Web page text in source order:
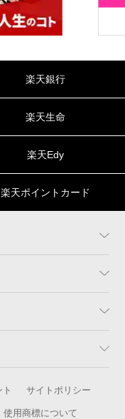
楽天銀行
楽天生命
楽天Edy
楽天ポイントカード
サイトポリシー
使用商標について